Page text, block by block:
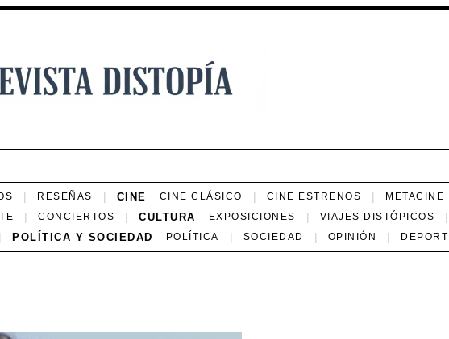
RESEÑAS CINE CINE CLÁSICO CINE ESTRENOS METACINE
CONCIERTOS CULTURA EXPOSICIONES VIAJES DISTÓPICOS
POLÍTICA Y SOCIEDAD POLÍTICA SOCIEDAD OPINIÓN